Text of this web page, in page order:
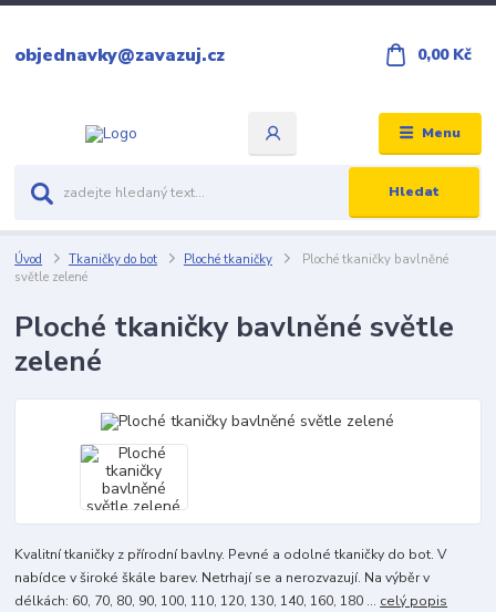
Menu
Hledat
objednavky@zavazuj.cz 0,00 Kč
Úvod Tkaničky do bot Ploché tkaničky
Ploché tkaničky bavlněné
světle zelené
Ploché tkaničky bavlněné světle
zelené
Kvalitní tkaničky z přírodní bavlny. Pevné a odolné tkaničky do bot. V
nabídce v široké škále barev. Netrhají se a nerozvazují. Na výběr v
délkách: 60, 70, 80, 90, 100, 110, 120, 130, 140, 160, 180 ... celý popis